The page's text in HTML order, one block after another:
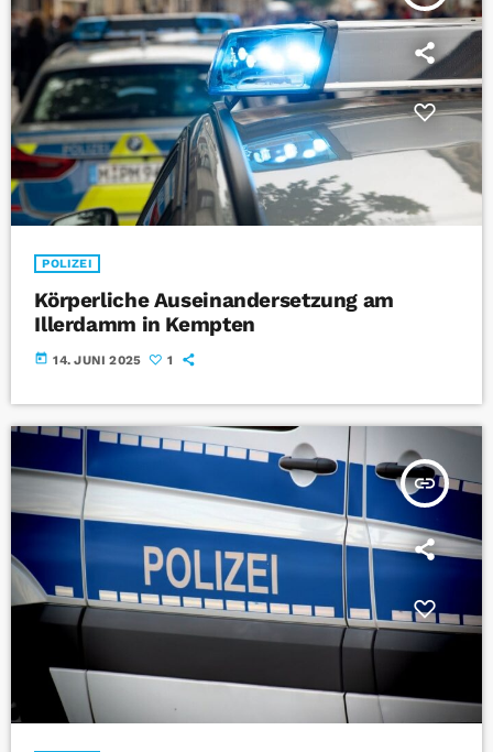
POLIZEI
Körperliche Auseinandersetzung am
Illerdamm in Kempten
today 14. JUNI 2025 1
insert_link